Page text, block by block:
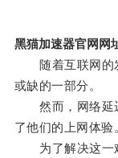
黑猫加速器官网网
随着互联网的发
或缺的一部分。
然而，网络延迟
了他们的上网体验
为了解决这一难